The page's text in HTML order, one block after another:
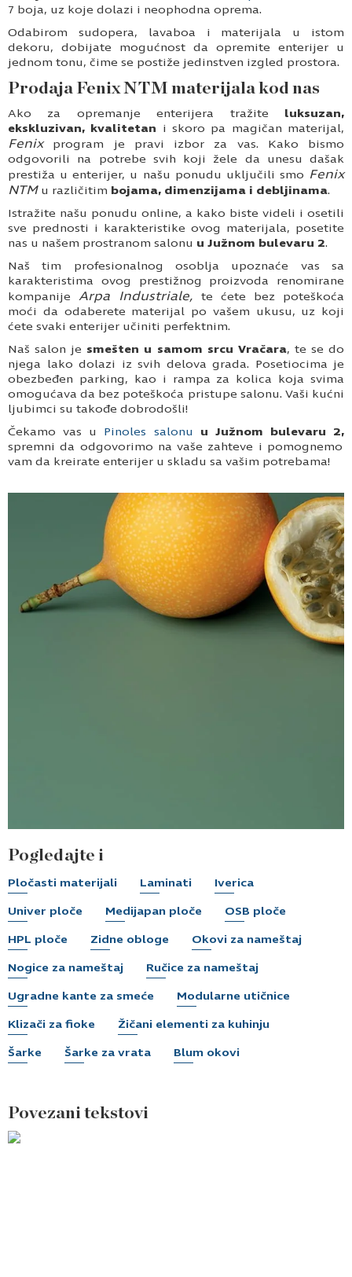
7 boja, uz koje dolazi i neophodna oprema.
Odabirom sudopera, lavaboa i materijala u istom
dekoru, dobijate mogućnost da opremite enterijer u
jednom tonu, čime se postiže jedinstven izgled prostora.
Prodaja Fenix NTM materijala kod nas
Ako za opremanje enterijera tražite luksuzan,
ekskluzivan, kvalitetan i skoro pa magičan materijal,
Fenixprogram je pravi izbor za vas. Kako bismo
odgovorili na potrebe svih koji žele da unesu dašak
prestiža u enterijer, u našu ponudu uključili smo Fenix
NTMu različitim bojama, dimenzijama i debljinama.
Istražite našu ponudu online, a kako biste videli i osetili
sve prednosti i karakteristike ovog materijala, posetite
nas u našem prostranom salonu u Južnom bulevaru 2.
Naš tim profesionalnog osoblja upoznaće vas sa
karakteristima ovog prestižnog proizvoda renomirane
kompanije Arpa Industriale, te ćete bez poteškoća
moći da odaberete materijal po vašem ukusu, uz koji
ćete svaki enterijer učiniti perfektnim.
Naš salon je smešten u samom srcu Vračara, te se do
njega lako dolazi iz svih delova grada. Posetiocima je
obezbeđen parking, kao i rampa za kolica koja svima
omogućava da bez poteškoća pristupe salonu. Vaši kućni
ljubimci su takođe dobrodošli!
Čekamo vas u Pinoles salonu
u Južnom bulevaru 2,
spremni da odgovorimo na vaše zahteve i pomognemo
vam da kreirate enterijer u skladu sa vašim potrebama!
Pogledajte i
Pločasti materijali Laminati Iverica
Univer ploče Medijapan ploče OSB ploče
HPL ploče Zidne obloge Okovi za nameštaj
Nogice za nameštaj Ručice za nameštaj
Ugradne kante za smeće Modularne utičnice
Klizači za fioke Žičani elementi za kuhinju
Šarke Šarke za vrata Blum okovi
Povezani tekstovi